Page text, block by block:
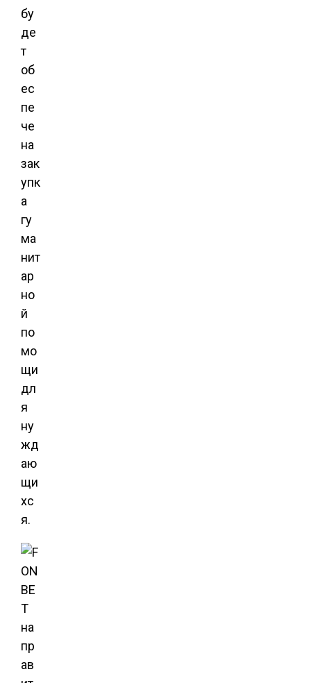
бу
де
т
об
ес
пе
че
на
зак
упк
а
гу
ма
нит
ар
но
й
по
мо
щи
дл
я
ну
жд
аю
щи
хс
я.